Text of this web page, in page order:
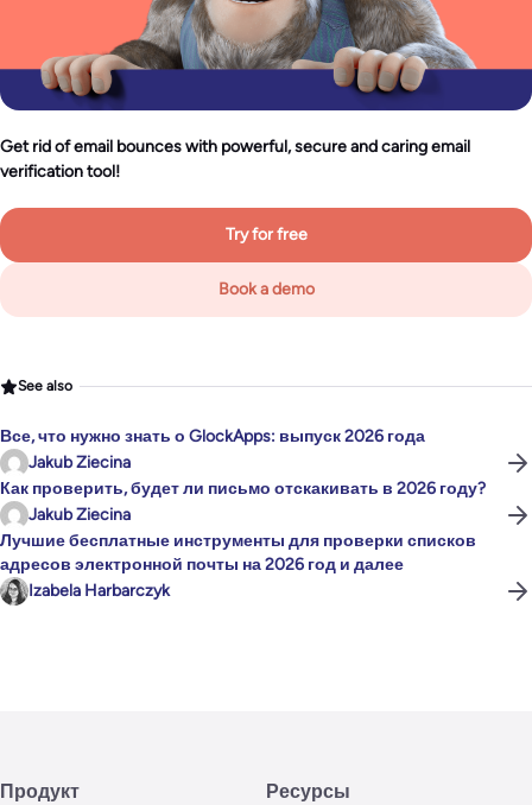
Get rid of email bounces with powerful, secure and caring email
verification tool!
Try for free
Book a demo
See also
Все, что нужно знать о GlockApps: выпуск 2026 года
Jakub Ziecina
Как проверить, будет ли письмо отскакивать в 2026 году?
Jakub Ziecina
Лучшие бесплатные инструменты для проверки списков
адресов электронной почты на 2026 год и далее
Izabela Harbarczyk
Продукт Ресурсы